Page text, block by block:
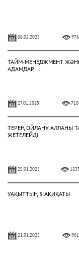
06.02.2025
ТАЙМ-МЕНЕДЖМЕНТ
АДАМДАР
27.01.2025
ТЕРЕҢ ОЙЛАНУ АЛЛАНЫ
ЖЕТЕЛЕЙДІ
25.01.2025
УАҚЫТТЫҢ 5 АҚИҚАТЫ
21.01.2025